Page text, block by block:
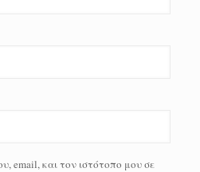
email, και τον ιστότοπο μου σε